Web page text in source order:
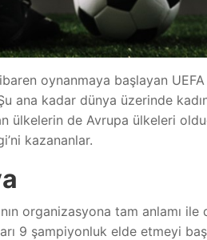
oynanmaya başlayan
ana kadar dünya üzerinde
ülkelerin de Avrupa ülkeleri
kazananlar.
organizasyona tam anlamı
9 şampiyonluk elde etmeyi